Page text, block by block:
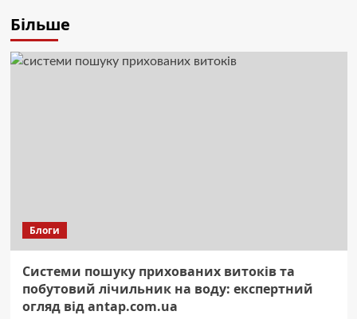
Більше
Блоги
Системи пошуку прихованих витоків та
побутовий лічильник на воду: експертний
огляд від antap.com.ua